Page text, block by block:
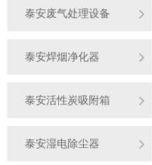
泰安废气处理设备
泰安焊烟净化器
泰安活性炭吸附箱
泰安湿电除尘器